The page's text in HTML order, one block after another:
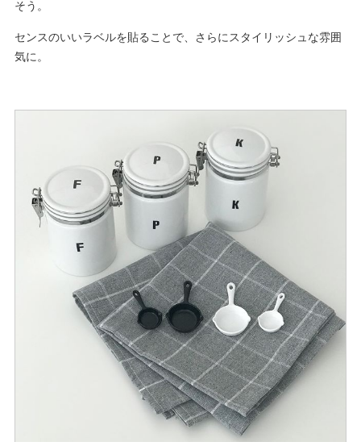
そう。
センスのいいラベルを貼ることで、さらにスタイリッシュな雰囲
気に。